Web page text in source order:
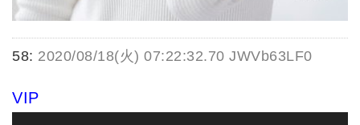
58: 2020/08/18(火) 07:22:32.70 JWVb63LF0
VIP